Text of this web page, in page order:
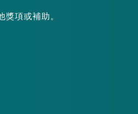
項或補助。